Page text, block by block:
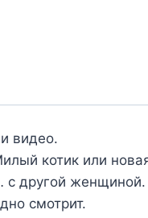
видео.
котик или
другой женщиной.
смотрит.